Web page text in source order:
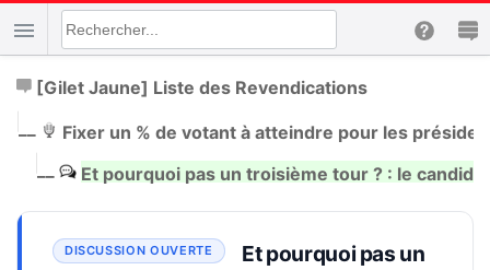
[Gilet Jaune] Liste des Revendications
__
Fixer un % de votant à atteindre pour les
__ Et pourquoi pas un troisième tour ? : le
Et pourquoi pas un